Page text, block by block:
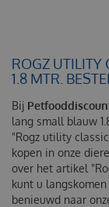
ROGZ UTILITY
1.8 MTR.
Bij
lang small blauw
"Rogz utility
kopen in onze
over het artikel
kunt u
benieuwd naar